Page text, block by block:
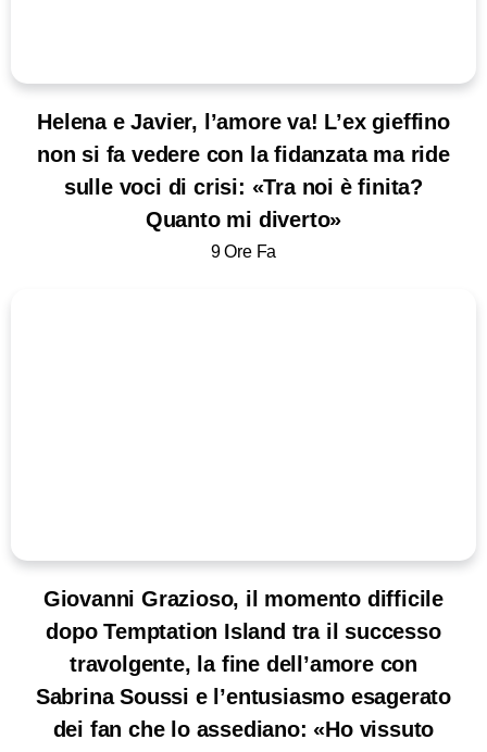
Helena e Javier, l’amore va! L’ex gieffino
non si fa vedere con la fidanzata ma ride
sulle voci di crisi: «Tra noi è finita?
Quanto mi diverto»
9 Ore Fa
Giovanni Grazioso, il momento difficile
dopo Temptation Island tra il successo
travolgente, la fine dell’amore con
Sabrina Soussi e l’entusiasmo esagerato
dei fan che lo assediano: «Ho vissuto